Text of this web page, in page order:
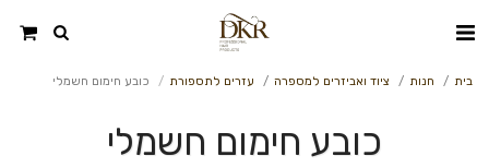
בית חנות ציוד ואביזרים למספרה עזרים לתספורת כובע חימום חשמלי
כובע חימום חשמלי